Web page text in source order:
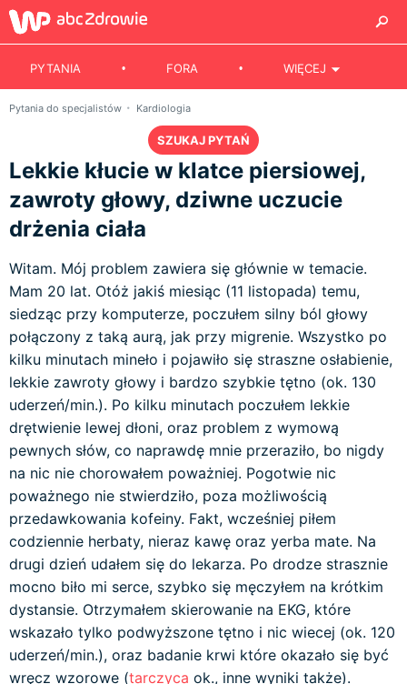
PYTANIA FORA WIĘCEJ
Pytania do specjalistów Kardiologia
SZUKAJ PYTAŃ
Lekkie kłucie w klatce piersiowej,
zawroty głowy, dziwne uczucie
drżenia ciała
Witam. Mój problem zawiera się głównie w temacie.
Mam 20 lat. Otóż jakiś miesiąc (11 listopada) temu,
siedząc przy komputerze, poczułem silny ból głowy
połączony z taką aurą, jak przy migrenie. Wszystko po
kilku minutach mineło i pojawiło się straszne osłabienie,
lekkie zawroty głowy i bardzo szybkie tętno (ok. 130
uderzeń/min.). Po kilku minutach poczułem lekkie
drętwienie lewej dłoni, oraz problem z wymową
pewnych słów, co naprawdę mnie przeraziło, bo nigdy
na nic nie chorowałem poważniej. Pogotwie nic
poważnego nie stwierdziło, poza możliwością
przedawkowania kofeiny. Fakt, wcześniej piłem
codziennie herbaty, nieraz kawę oraz yerba mate. Na
drugi dzień udałem się do lekarza. Po drodze strasznie
mocno biło mi serce, szybko się męczyłem na krótkim
dystansie. Otrzymałem skierowanie na EKG, które
wskazało tylko podwyższone tętno i nic wiecej (ok. 120
uderzeń/min.), oraz badanie krwi które okazało się być
wręcz wzorowe (tarczyca ok., inne wyniki także).